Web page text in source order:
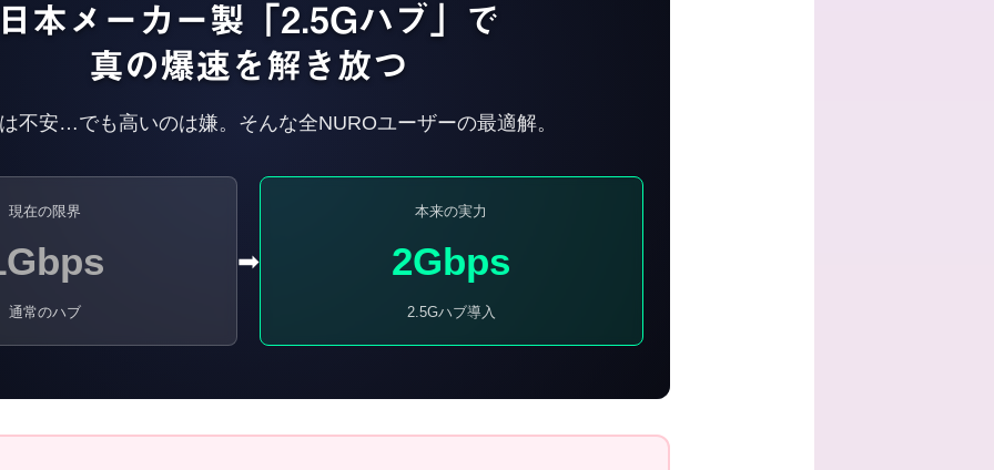
本メーカー製「2.5Gハブ」で
真の爆速を解き放つ
不安…でも高いのは嫌。そんな全NUROユーザーの最適解。
現在の限界
通常のハブ
➡
本来の実力
2Gbps
2.5Gハブ導入